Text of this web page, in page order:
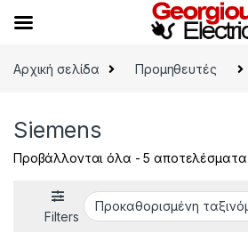
Αρχική σελίδα
Προμηθευτές
Siemens
Προβάλλονται όλα - 5 αποτελέσματα
Filters